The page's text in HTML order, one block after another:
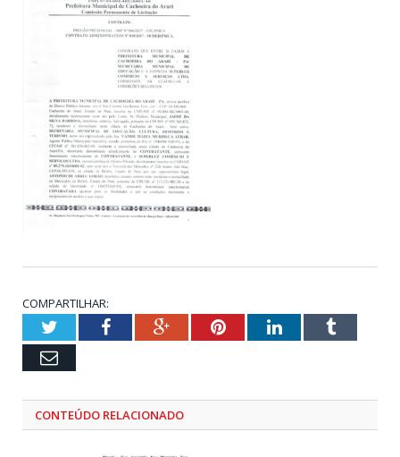
COMPARTILHAR:
TwitterFacebookGoogle+PinterestLinkedInTumblr
Email
CONTEÚDO RELACIONADO